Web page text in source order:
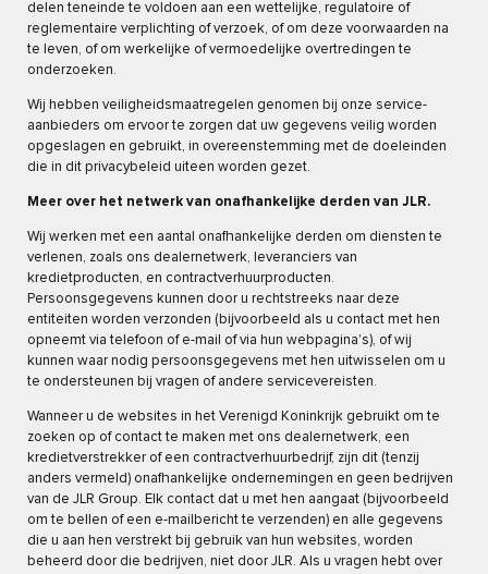
delen teneinde te voldoen aan een wettelijke, regulatoire of
reglementaire verplichting of verzoek, of om deze voorwaarden na
te leven, of om werkelijke of vermoedelijke overtredingen te
onderzoeken.
Wij hebben veiligheidsmaatregelen genomen bij onze service-
aanbieders om ervoor te zorgen dat uw gegevens veilig worden
opgeslagen en gebruikt, in overeenstemming met de doeleinden
die in dit privacybeleid uiteen worden gezet.
Meer over het netwerk van onafhankelijke derden van JLR.
Wij werken met een aantal onafhankelijke derden om diensten te
verlenen, zoals ons dealernetwerk, leveranciers van
kredietproducten, en contractverhuurproducten.
Persoonsgegevens kunnen door u rechtstreeks naar deze
entiteiten worden verzonden (bijvoorbeeld als u contact met hen
opneemt via telefoon of e-mail of via hun webpagina's), of wij
kunnen waar nodig persoonsgegevens met hen uitwisselen om u
te ondersteunen bij vragen of andere servicevereisten.
Wanneer u de websites in het Verenigd Koninkrijk gebruikt om te
zoeken op of contact te maken met ons dealernetwerk, een
kredietverstrekker of een contractverhuurbedrijf, zijn dit (tenzij
anders vermeld) onafhankelijke ondernemingen en geen bedrijven
van de JLR Group. Elk contact dat u met hen aangaat (bijvoorbeeld
om te bellen of een e-mailbericht te verzenden) en alle gegevens
die u aan hen verstrekt bij gebruik van hun websites, worden
beheerd door die bedrijven, niet door JLR. Als u vragen hebt over